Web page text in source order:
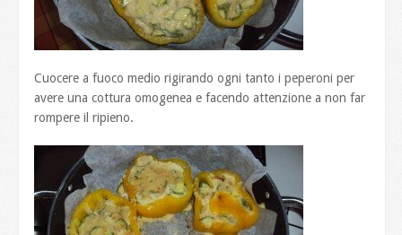
Cuocere a fuoco medio rigirando ogni tanto i peperoni per
avere una cottura omogenea e facendo attenzione a non far
rompere il ripieno.